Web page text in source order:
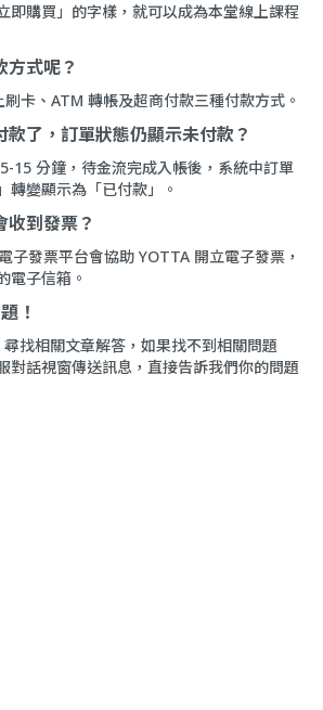
即購買」的字樣，就可以成為本堂線上課程
方式呢？
卡、ATM 轉帳及超商付款三種付款方式。
款了，訂單狀態仍顯示未付款？
15 分鐘，待金流完成入帳後，系統中訂單
轉變顯示為「已付款」。
收到發票？
子發票平台會協助 YOTTA 開立電子發票，
電子信箱。
！
尋找相關文章解答，如果找不到相關問題
對話視窗傳送訊息，直接告訴我們你的問題